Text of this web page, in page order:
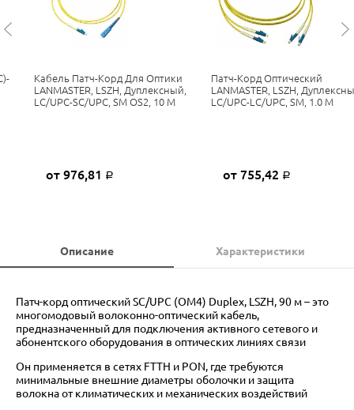
Кабель Патч-Корд Для Оптики
LANMASTER, LSZH, Дуплексный,
LC/UPC-SC/UPC, SM OS2, 10 М
от 976,81 Р
Патч-Корд Оптический
LANMASTER, LSZH,
LC/UPC-LC/UPC, SM, 1.0 М
от 755,42 Р
Описание Характеристики
Патч-корд оптический SC/UPC (OM4) Duplex, LSZH, 90 м – это
многомодовый волоконно-оптический кабель,
предназначенный для подключения активного сетевого и
абонентского оборудования в оптических линиях связи
Он применяется в сетях FTTH и PON, где требуются
минимальные внешние диаметры оболочки и защита
волокна от климатических и механических воздействий